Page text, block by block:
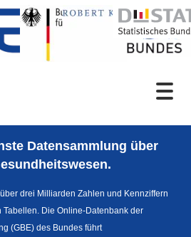
Datensammlung über
drei Milliarden Zahlen und Kennziffern
Die Online-Datenbank der
(GBE) des Bundes führt